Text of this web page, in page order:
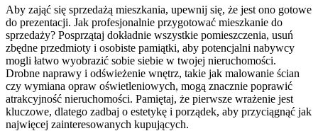
Aby zająć się sprzedażą mieszkania, upewnij się, że jest ono gotowe
do prezentacji. Jak profesjonalnie przygotować mieszkanie do
sprzedaży? Posprzątaj dokładnie wszystkie pomieszczenia, usuń
zbędne przedmioty i osobiste pamiątki, aby potencjalni nabywcy
mogli łatwo wyobrazić sobie siebie w twojej nieruchomości.
Drobne naprawy i odświeżenie wnętrz, takie jak malowanie ścian
czy wymiana opraw oświetleniowych, mogą znacznie poprawić
atrakcyjność nieruchomości. Pamiętaj, że pierwsze wrażenie jest
kluczowe, dlatego zadbaj o estetykę i porządek, aby przyciągnąć jak
najwięcej zainteresowanych kupujących.